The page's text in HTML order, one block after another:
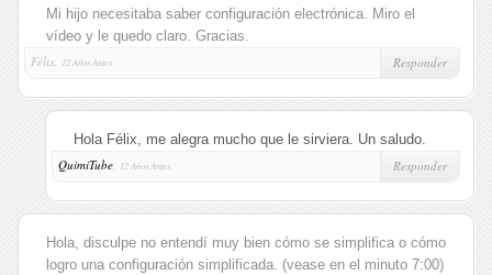
Mi hijo necesitaba saber configuración electrónica. Miro el
vídeo y le quedo claro. Gracias.
Félix,
12 Años Antes Responder
Hola Félix, me alegra mucho que le sirviera. Un saludo.
QuimiTube, 12 Años Antes Responder
Hola, disculpe no entendí muy bien cómo se simplifica o cómo
logro una configuración simplificada. (vease en el minuto 7:00)